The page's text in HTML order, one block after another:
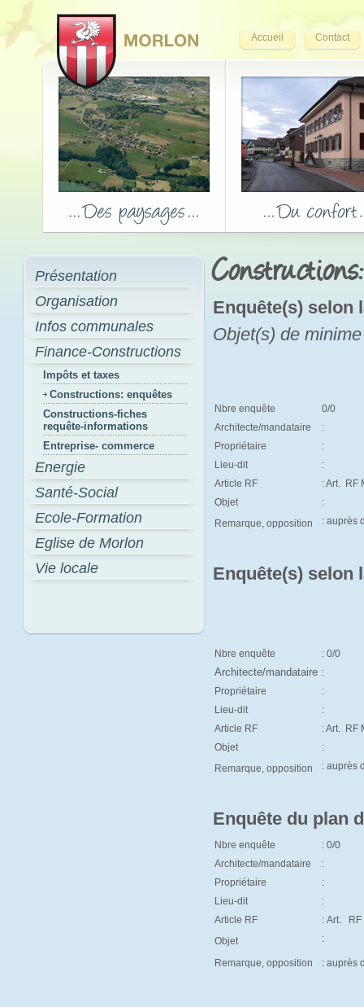
Accueil Contact
Présentation
Organisation
Infos communales
Finance-Constructions
Impôts et taxes
Constructions: enquêtes
Constructions-fiches
requête-informations
Entreprise- commerce
Energie
Santé-Social
Ecole-Formation
Eglise de Morlon
Vie locale
Enquête(s) selon
Objet(s) de
Nbre enquête
0/0
Architecte/mandataire
:
Propriétaire
:
Lieu-dit
:
Article RF
: Art. RF
Objet
:
Remarque, opposition
: auprès
Enquête(s) selon
Nbre enquête : 0/0
Architecte/mandataire :
Propriétaire
:
Lieu-dit
:
Article RF
: Art. RF
Objet
:
Remarque, opposition
: auprès
Enquête du plan
Nbre enquête
: 0/0
Architecte/mandataire
:
Propriétaire
:
Lieu-dit
:
Article RF
: Art. RF
Objet
:
Remarque, opposition : auprès